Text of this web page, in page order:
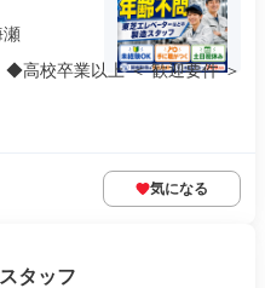
瀬
高校卒業以上 ＜ 歓迎要件 ＞
気になる
タッフ